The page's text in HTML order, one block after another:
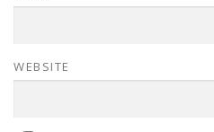
WEBSITE